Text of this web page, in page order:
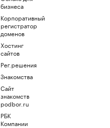
бизнеса
Корпоративный
регистратор
доменов
Хостинг
сайтов
Рег.решения
Знакомства
Сайт
знакомств
podbor.ru
РБК
Компании